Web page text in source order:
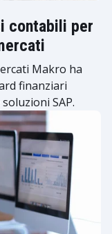
contabili per
Makro ha
finanziari
SAP.